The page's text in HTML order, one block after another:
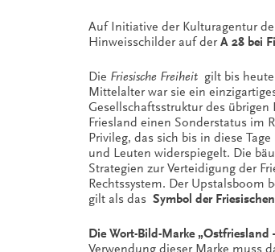
Auf Initiative der Kulturagentur
Hinweisschilder auf derA 28 bei
Die Friesische Freiheit gilt bis
Mittelalter war sie ein
Gesellschaftsstruktur des
Friesland einen Sonderstatus im
Privileg, das sich bis in diese
und Leuten widerspiegelt. Die
Strategien zur Verteidigung der
Rechtssystem. Der Upstalsboom
gilt als das Symbol der
Die Wort-Bild-Marke „Ostfriesland
Verwendung dieser Marke muss